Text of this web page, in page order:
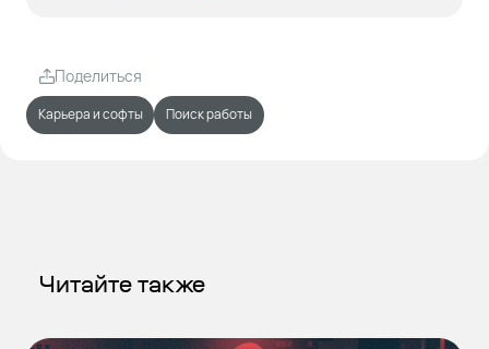
Поделиться
Карьера и софты Поиск работы
Читайте также